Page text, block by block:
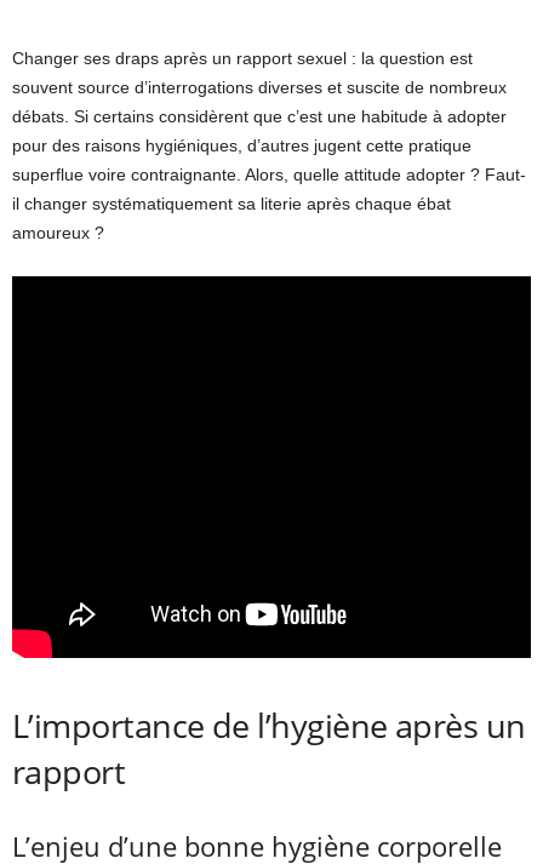
Changer ses draps après un rapport sexuel : la question est
souvent source d’interrogations diverses et suscite de nombreux
débats. Si certains considèrent que c’est une habitude à adopter
pour des raisons hygiéniques, d’autres jugent cette pratique
superflue voire contraignante. Alors, quelle attitude adopter ? Faut-
il changer systématiquement sa literie après chaque ébat
amoureux ?
L’importance de l’hygiène après un
rapport
L’enjeu d’une bonne hygiène corporelle